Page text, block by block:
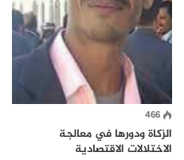
466
الزكاة ودورها في معالجة
الاختلالات الاقتصادية